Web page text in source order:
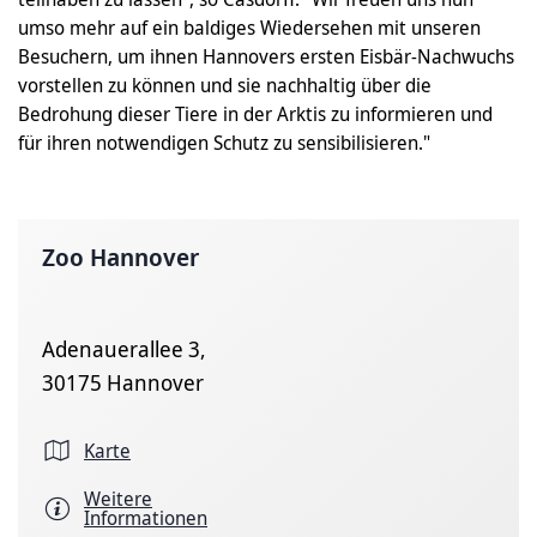
umso mehr auf ein baldiges Wiedersehen mit unseren
Besuchern, um ihnen Hannovers ersten Eisbär-Nachwuchs
vorstellen zu können und sie nachhaltig über die
Bedrohung dieser Tiere in der Arktis zu informieren und
für ihren notwendigen Schutz zu sensibilisieren."
Zoo Hannover
Adenauerallee 3,
30175 Hannover
Karte
Weitere
Informationen